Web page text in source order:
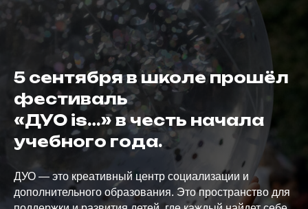
5 сентября в школе прошёл
фестиваль
«ДУО is…» в честь начала
учебного года.
ДУО — это креативный центр социализации и
дополнительного образования. Это пространство для